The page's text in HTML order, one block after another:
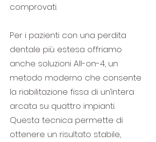
comprovati.
Per i pazienti con una perdita
dentale più estesa offriamo
anche soluzioni All-on-4, un
metodo moderno che consente
la riabilitazione fissa di un’intera
arcata su quattro impianti.
Questa tecnica permette di
ottenere un risultato stabile,